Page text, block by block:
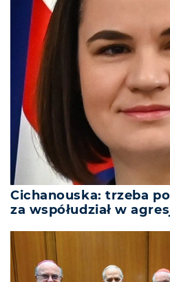
Cichanouska: trzeba
za współudział w